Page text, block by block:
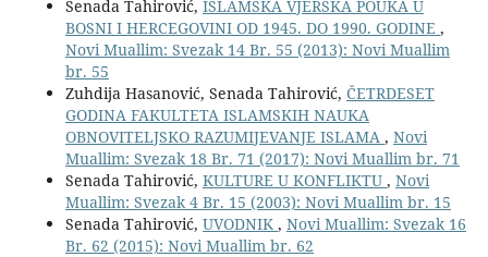
Senada Tahirović, ISLAMSKA VJERSKA POUKA U
BOSNI I HERCEGOVINI OD 1945. DO 1990. GODINE ,
Novi Muallim: Svezak 14 Br. 55 (2013): Novi Muallim
br. 55
Zuhdija Hasanović, Senada Tahirović, ČETRDESET
GODINA FAKULTETA ISLAMSKIH NAUKA
OBNOVITELJSKO RAZUMIJEVANJE ISLAMA , Novi
Muallim: Svezak 18 Br. 71 (2017): Novi Muallim br. 71
Senada Tahirović, KULTURE U KONFLIKTU , Novi
Muallim: Svezak 4 Br. 15 (2003): Novi Muallim br. 15
Senada Tahirović, UVODNIK , Novi Muallim: Svezak 16
Br. 62 (2015): Novi Muallim br. 62